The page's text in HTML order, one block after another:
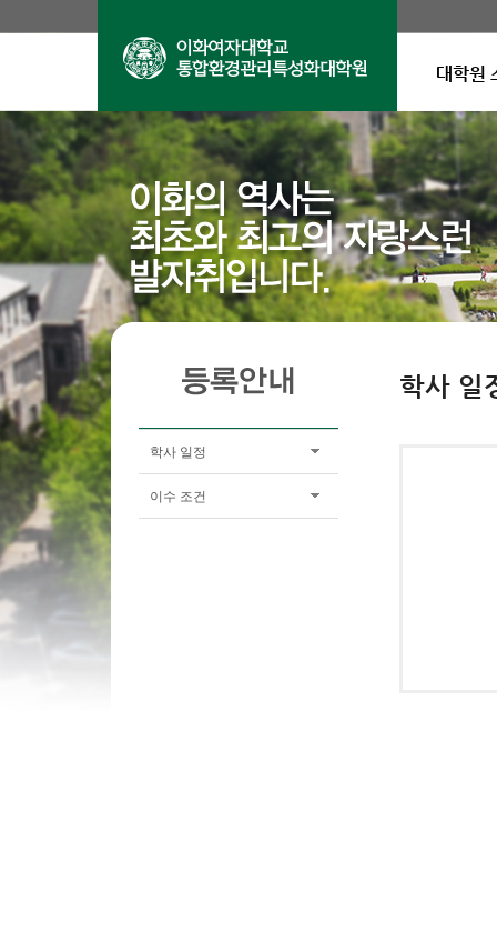
대학원
학사 일정
이수 조건
학사 일